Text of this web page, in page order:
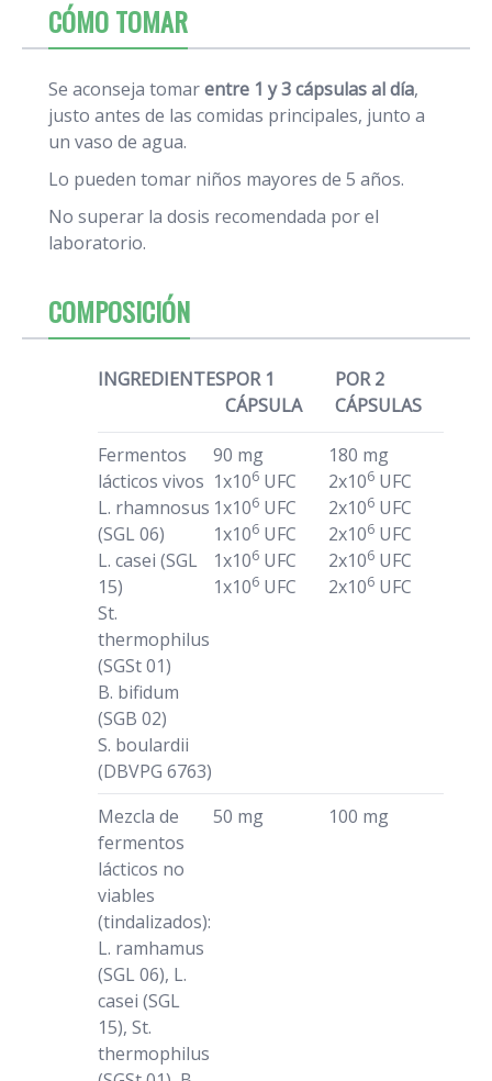
CÓMO TOMAR
Se aconseja tomarentre 1 y 3 cápsulas al día,
justo antes de las comidas principales, junto a
un vaso de agua.
Lo pueden tomar niños mayores de 5 años.
No superar la dosis recomendada por el
laboratorio.
COMPOSICIÓN
INGREDIENTESPOR 1
CÁPSULA
POR 2
CÁPSULAS
Fermentos
lácticos vivos
L. rhamnosus
(SGL 06)
L. casei (SGL
15)
St.
thermophilus
(SGSt 01)
B. bifidum
(SGB 02)
S. boulardii
(DBVPG 6763)
90 mg
1x106 UFC
1x106 UFC
1x106 UFC
1x106 UFC
1x106 UFC
180 mg
2x106 UFC
2x106 UFC
2x106 UFC
2x106 UFC
2x106 UFC
Mezcla de
fermentos
lácticos no
viables
(tindalizados):
L. ramhamus
(SGL 06), L.
casei (SGL
15), St.
thermophilus
50 mg 100 mg